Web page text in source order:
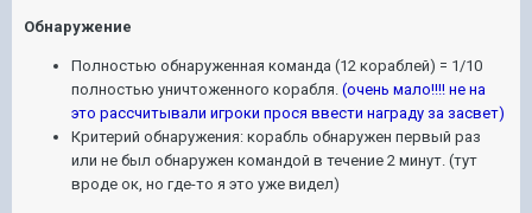
Обнаружение
Полностью обнаруженная команда (12 кораблей) = 1/10
полностью уничтоженного корабля. (очень мало!!!! не на
это рассчитывали игроки прося ввести награду за засвет)
Критерий обнаружения: корабль обнаружен первый раз
или не был обнаружен командой в течение 2 минут. (тут
вроде ок, но где-то я это уже видел)